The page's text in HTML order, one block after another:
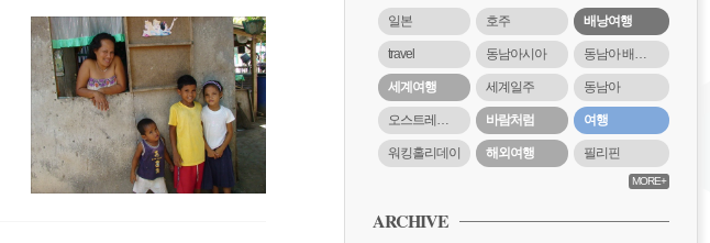
일본 호주 배낭여행
travel 동남아시아 동남아 배낭여행
세계여행 세계일주 동남아
오스트레일리아 바람처럼 여행
워킹홀리데이 해외여행 필리핀
MORE+
ARCHIVE